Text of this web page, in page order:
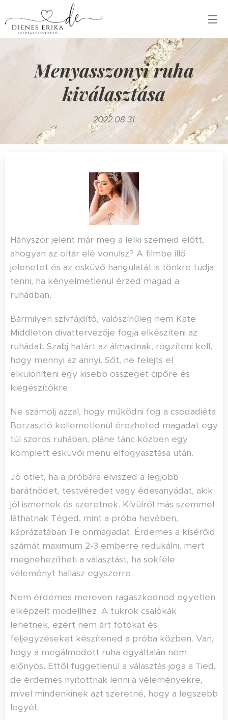
Menyasszonyiruha
kiválasztása
2022.08.31
Hányszor jelent már meg a lelki szemeid előtt,
ahogyan az oltár elé vonulsz? A filmbe illő
jelenetet és az esküvő hangulatát is tönkre tudja
tenni, ha kényelmetlenül érzed magad a
ruhádban.
Bármilyen szívfájdító, valószínűleg nem Kate
Middleton divattervezője fogja elkészíteni az
ruhádat. Szabj határt az álmaidnak, rögzíteni kell,
hogy mennyi az annyi. Sőt, ne felejts el
elkülöníteni egy kisebb összeget cipőre és
kiegészítőkre.
Ne számolj azzal, hogy működni fog a csodadiéta.
Borzasztó kellemetlenül érezheted magadat egy
túl szoros ruhában, pláne tánc közben egy
komplett esküvői menü elfogyasztása után.
Jó ötlet, ha a próbára elviszed a legjobb
barátnődet, testvéredet vagy édesanyádat, akik
jól ismernek és szeretnek. Kívülről más szemmel
láthatnak Téged, mint a próba hevében,
káprázatában Te önmagadat. Érdemes a kísérőid
számát maximum 2-3 emberre redukálni, mert
megnehezítheti a választást, ha sokféle
véleményt hallasz egyszerre.
Nem érdemes mereven ragaszkodnod egyetlen
elképzelt modellhez. A tükrök csalókák
lehetnek, ezért nem árt fotókat és
feljegyzéseket készítened a próba közben. Van,
hogy a megálmodott ruha egyáltalán nem
előnyös. Ettől függetlenül a választás joga a Tied,
de érdemes nyitottnak lenni a véleményekre,
mivel mindenkinek azt szeretné, hogy a legszebb
legyél.